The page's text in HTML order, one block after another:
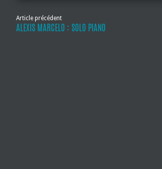
Article précédent
ALEXIS MARCELO : SOLO PIANO